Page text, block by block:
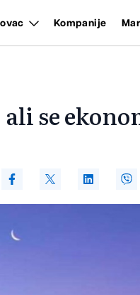
Kompanije
se